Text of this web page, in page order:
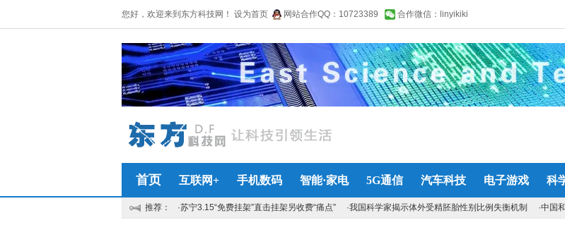
您好，欢迎来到东方科技网！ 设为首页 网站合作QQ：10723389 合作微信：linyikiki
首页 互联网+ 手机数码 智能·家电 5G通信 汽车科技 电子游戏 科
推荐： ·苏宁3.15“免费挂架”直击挂架另收费“痛点” ·我国科学家揭示体外受精胚胎性别比例失衡机制 ·中国